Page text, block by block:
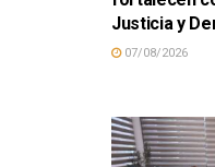
Justicia y
07/08/2026